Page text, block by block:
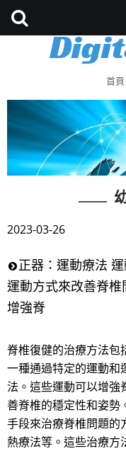
首頁
2023-03-26
正器：運動療法
運動方式來改善脊
增強脊
脊椎復健的治療方法包
一種通過特定的運動和
法。這些運動可以增強
善脊椎的穩定性和姿勢
手段來治療脊椎問題的
熱療法等。這些治療